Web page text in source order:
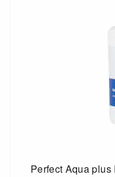
Perfect Aqua